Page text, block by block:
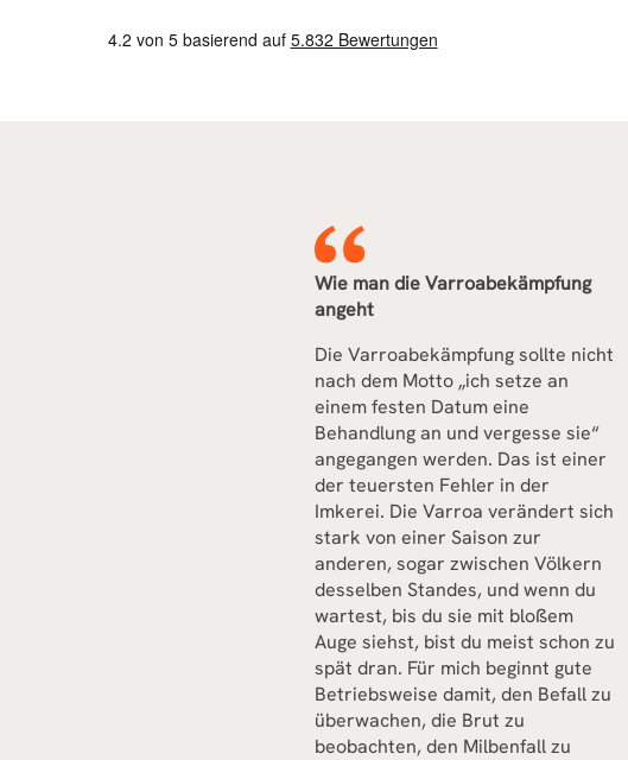
Wie man die Varroabekämpfung
angeht
Die Varroabekämpfung sollte nicht
nach dem Motto „ich setze an
einem festen Datum eine
Behandlung an und vergesse sie“
angegangen werden. Das ist einer
der teuersten Fehler in der
Imkerei. Die Varroa verändert sich
stark von einer Saison zur
anderen, sogar zwischen Völkern
desselben Standes, und wenn du
wartest, bis du sie mit bloßem
Auge siehst, bist du meist schon zu
spät dran. Für mich beginnt gute
Betriebsweise damit, den Befall zu
überwachen, die Brut zu
beobachten, den Milbenfall zu